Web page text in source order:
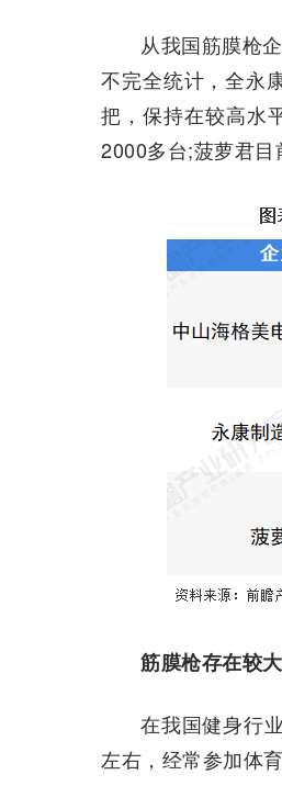
从我国筋膜枪
不完全统计，全永
把，保持在较高水
2000多台;菠萝君目
筋膜枪存在较
在我国健身行
左右，经常参加体